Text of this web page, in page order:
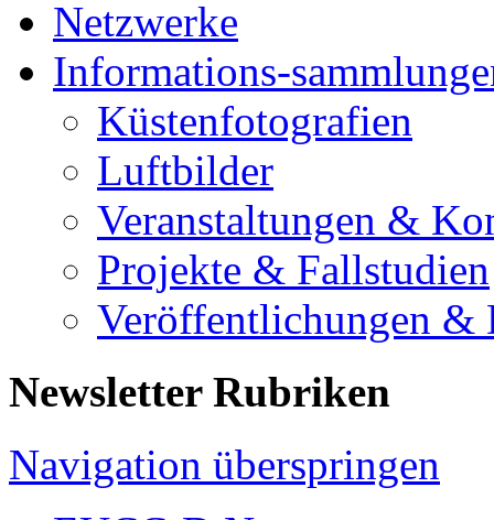
Netzwerke
Informations-
Küstenfotografien
Luftbilder
Veranstaltungen &
Projekte & Fallstudien
Veröffentlichungen &
Newsletter Rubriken
Navigation überspringen